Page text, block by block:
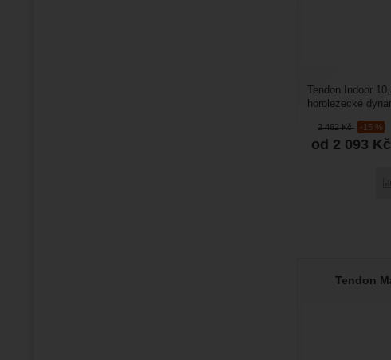
2 462Kč -15 %
od 2 093 Kč
Tendon Indoor
horolezecké
Tendon